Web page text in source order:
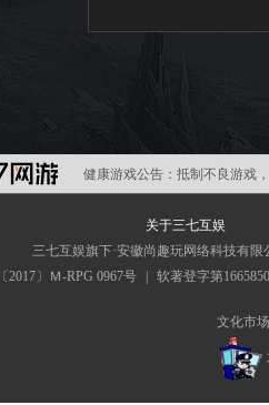
健康游戏公告： 抵制不良游戏
关于三七互娱
三七互娱旗下·安徽尚趣玩网络科技有限
2017〕Ｍ-RPG 0967号
软著登字第
文化市